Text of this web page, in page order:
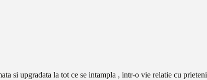
si upgradata la tot ce se intampla , intr-o vie relatie cu